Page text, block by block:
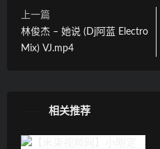
上一篇
林俊杰 – 她说 (Dj阿蓝 Electro
Mix) VJ.mp4
相关推荐